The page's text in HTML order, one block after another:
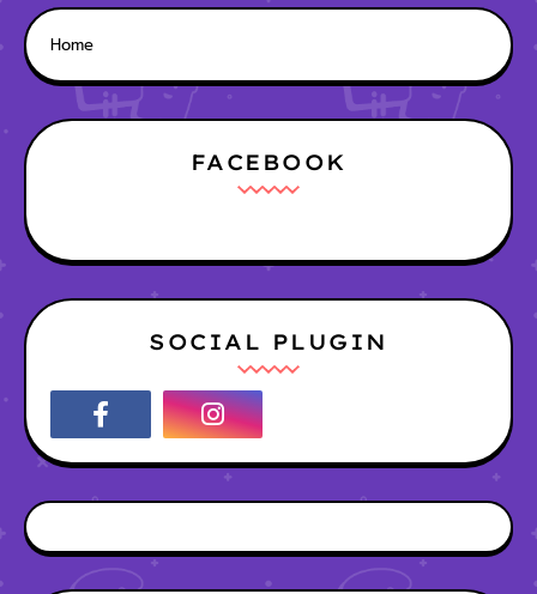
Home
FACEBOOK
SOCIAL PLUGIN